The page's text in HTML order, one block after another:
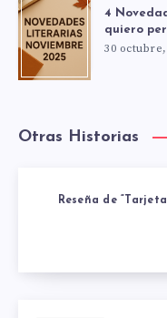
4
quiero
30 octubre,
Otras Historias
Reseña de